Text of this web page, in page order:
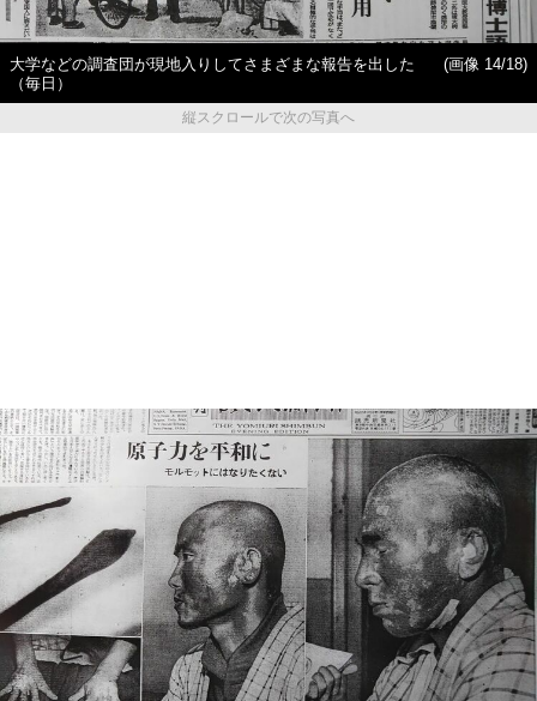
大学などの調査団が現地入りしてさまざまな報告を出した
（毎日）
(画像 14/18)
縦スクロールで次の写真へ